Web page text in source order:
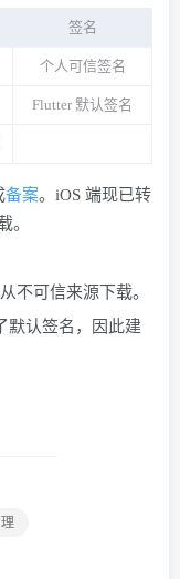
签名
个人可信签名
Flutter 默认签名
备案。iOS 端现已转
。
不可信来源下载。
默认签名，因此建